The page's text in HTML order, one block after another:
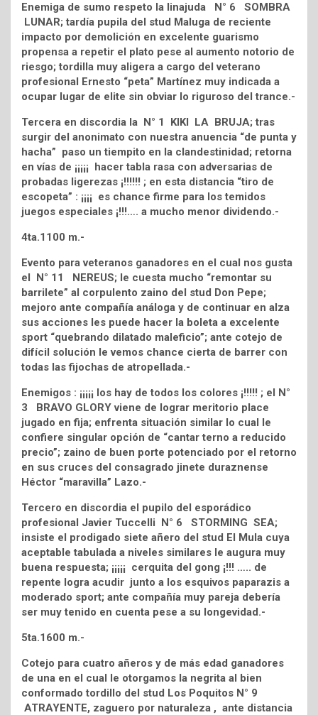
Enemiga de sumo respeto la linajuda N° 6 SOMBRA
LUNAR; tardía pupila del stud Maluga de reciente
impacto por demolición en excelente guarismo
propensa a repetir el plato pese al aumento notorio de
riesgo; tordilla muy aligera a cargo del veterano
profesional Ernesto “peta” Martínez muy indicada a
ocupar lugar de elite sin obviar lo riguroso del trance.-
Tercera en discordia la N° 1 KIKI LA BRUJA; tras
surgir del anonimato con nuestra anuencia “de punta y
hacha” paso un tiempito en la clandestinidad; retorna
en vías de ¡¡¡¡¡ hacer tabla rasa con adversarias de
probadas ligerezas ¡!!!!!! ; en esta distancia “tiro de
escopeta” : ¡¡¡¡ es chance firme para los temidos
juegos especiales ¡!!!…. a mucho menor dividendo.-
4ta.1100 m.-
Evento para veteranos ganadores en el cual nos gusta
el N° 11 NEREUS; le cuesta mucho “remontar su
barrilete” al corpulento zaino del stud Don Pepe;
mejoro ante compañía análoga y de continuar en alza
sus acciones les puede hacer la boleta a excelente
sport “quebrando dilatado maleficio”; ante cotejo de
difícil solución le vemos chance cierta de barrer con
todas las fijochas de atropellada.-
Enemigos : ¡¡¡¡¡ los hay de todos los colores ¡!!!!! ; el N°
3 BRAVO GLORY viene de lograr meritorio place
jugado en fija; enfrenta situación similar lo cual le
confiere singular opción de “cantar terno a reducido
precio”; zaino de buen porte potenciado por el retorno
en sus cruces del consagrado jinete duraznense
Héctor “maravilla” Lazo.-
Tercero en discordia el pupilo del esporádico
profesional Javier Tuccelli N° 6 STORMING SEA;
insiste el prodigado siete añero del stud El Mula cuya
aceptable tabulada a niveles similares le augura muy
buena respuesta; ¡¡¡¡¡ cerquita del gong ¡!!! ….. de
repente logra acudir junto a los esquivos paparazis a
moderado sport; ante compañía muy pareja debería
ser muy tenido en cuenta pese a su longevidad.-
5ta.1600 m.-
Cotejo para cuatro añeros y de más edad ganadores
de una en el cual le otorgamos la negrita al bien
conformado tordillo del stud Los Poquitos N° 9
ATRAYENTE, zaguero por naturaleza , ante distancia